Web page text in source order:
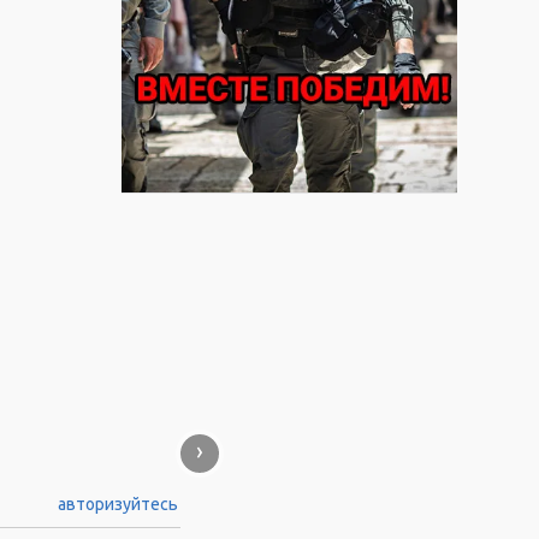
›
авторизуйтесь